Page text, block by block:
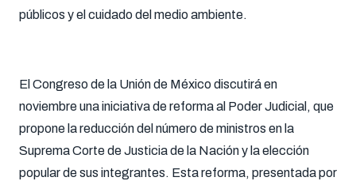
públicos y el cuidado del medio ambiente.
El Congreso de la Unión de México discutirá en
noviembre una iniciativa de reforma al Poder Judicial, que
propone la reducción del número de ministros en la
Suprema Corte de Justicia de la Nación y la elección
popular de sus integrantes. Esta reforma, presentada por